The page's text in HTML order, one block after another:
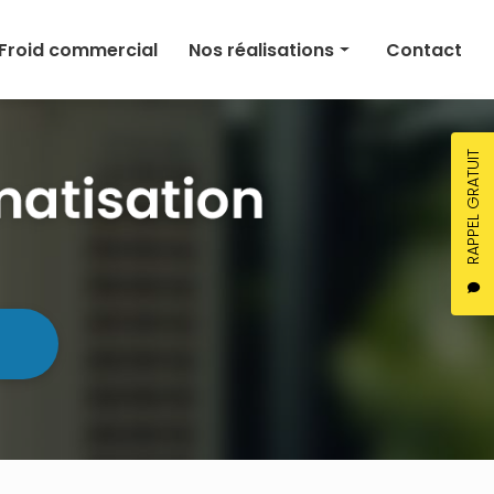
RAPPEL GRATUIT
commercial Nos réalisations
Climatisation
Ventilation
Contact